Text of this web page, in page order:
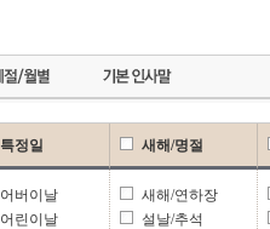
특정일
어버이날
어린이날
새해/명절
새해/연하장
설날/추석